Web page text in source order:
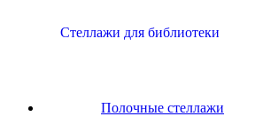
Стеллажи для библиотеки
Полочные стеллажи